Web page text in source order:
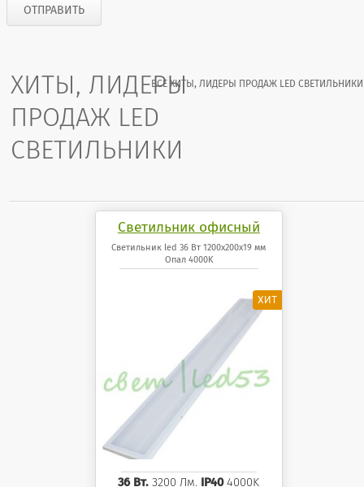
ХИТЫ, ЛИДЕРЫ
ПРОДАЖ LED
СВЕТИЛЬНИКИ
ВСЕ ХИТЫ, ЛИДЕРЫ ПРОДАЖ LED СВЕТИЛЬНИКИ
Светильник офисный
светодиодный 36 Вт
1200x200x19 мм Опал
Светильник led 36 Вт 1200x200x19 мм
Опал 4000K
36 Вт. 3200 Лм. IP404000K